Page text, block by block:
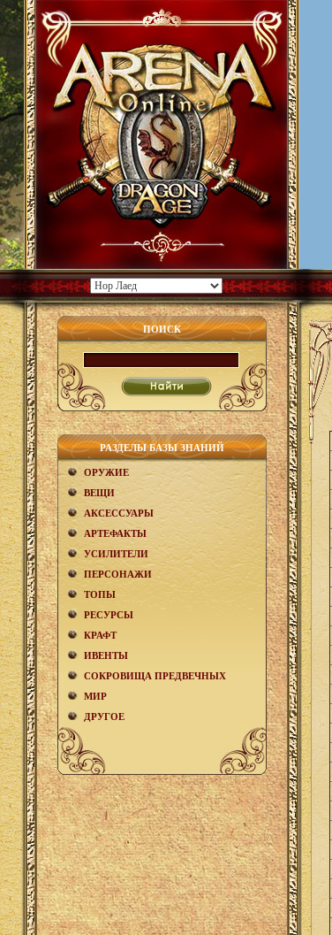
ПОИСК
РАЗДЕЛЫ БАЗЫ ЗНАНИЙ
ОРУЖИЕ
ВЕЩИ
АКCЕСCУАРЫ
АРТЕФАКТЫ
УСИЛИТЕЛИ
ПЕРСОНАЖИ
ТОПЫ
РЕСУРСЫ
КРАФТ
ИВЕНТЫ
СОКРОВИЩА ПРЕДВЕЧНЫХ
МИР
ДРУГОЕ